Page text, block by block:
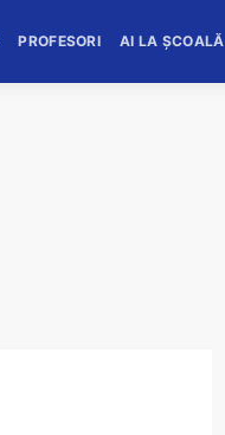
PROFESORI AI LA ȘCOALĂ